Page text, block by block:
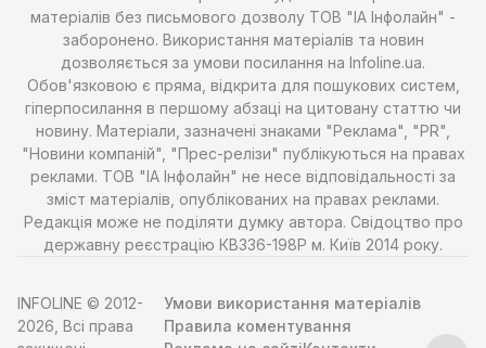
матеріалів без письмового дозволу ТОВ "ІА Інфолайн" -
заборонено. Використання матеріалів та новин
дозволяється за умови посилання на Infoline.ua.
Обов'язковою є пряма, відкрита для пошукових систем,
гіперпосилання в першому абзаці на цитовану статтю чи
новину. Матеріали, зазначені знаками "Реклама", "PR",
"Новини компаній", "Прес-релізи" публікуються на правах
реклами. ТОВ "ІА Інфолайн" не несе відповідальності за
зміст матеріалів, опублікованих на правах реклами.
Редакція може не поділяти думку автора. Свідоцтво про
державну реєстрацію КВ336-198Р м. Київ 2014 року.
INFOLINE © 2012-
2026, Всі права
Умови використання матеріалів
Правила коментування